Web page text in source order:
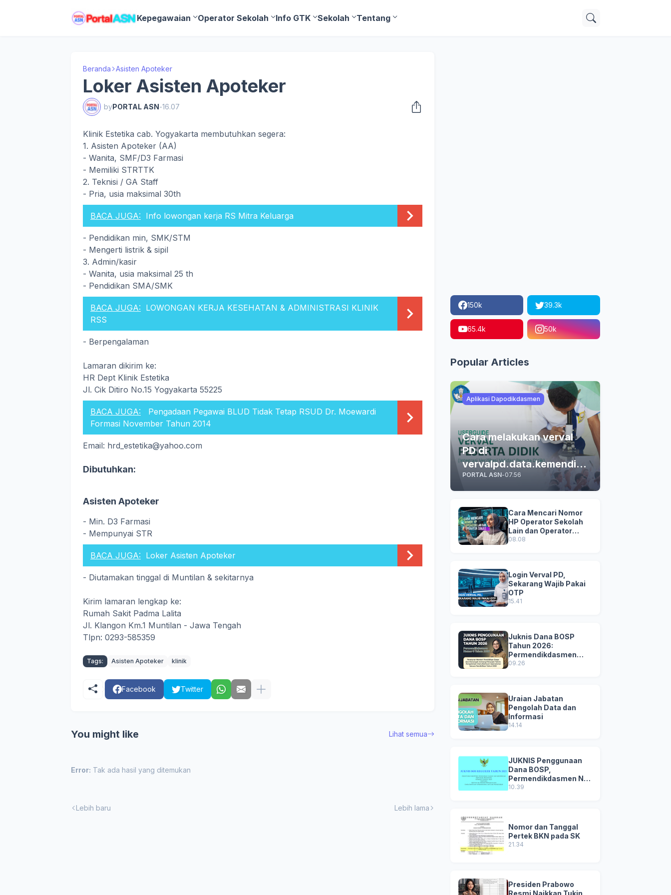
Kepegawaian Operator Sekolah Info GTK Sekolah Tentang
Beranda Asisten Apoteker
Loker Asisten Apoteker
byPORTAL ASN-16.07
Klinik Estetika cab. Yogyakarta membutuhkan segera:
1. Asisten Apoteker (AA)
- Wanita, SMF/D3 Farmasi
- Memiliki STRTTK
2. Teknisi / GA Staff
- Pria, usia maksimal 30th
BACA JUGA: Info lowongan kerja RS Mitra Keluarga
- Pendidikan min, SMK/STM
- Mengerti listrik & sipil
3. Admin/kasir
- Wanita, usia maksimal 25 th
- Pendidikan SMA/SMK
BACA JUGA: LOWONGAN KERJA KESEHATAN & ADMINISTRASI KLINIK
RSS
- Berpengalaman
Lamaran dikirim ke:
HR Dept Klinik Estetika
Jl. Cik Ditiro No.15 Yogyakarta 55225
BACA JUGA:
Pengadaan Pegawai BLUD Tidak Tetap RSUD Dr. Moewardi
Formasi November Tahun 2014
Email: hrd_estetika@yahoo.com
Dibutuhkan:
Asisten Apoteker
- Min. D3 Farmasi
- Mempunyai STR
BACA JUGA: Loker Asisten Apoteker
- Diutamakan tinggal di Muntilan & sekitarnya
Kirim lamaran lengkap ke:
Rumah Sakit Padma Lalita
Jl. Klangon Km.1 Muntilan - Jawa Tengah
Tlpn: 0293-585359
Tags: Asisten Apoteker klinik
Facebook Twitter
You might like Lihat semua
Error: Tak ada hasil yang ditemukan
Lebih baru Lebih lama
150k 39.3k
65.4k 50k
Popular Articles
Aplikasi Dapodikdasmen
Cara melakukan verval
PD di
vervalpd.data.kemendikd
asmen.go.id
PORTAL ASN-07.56
Cara Mencari Nomor
HP Operator Sekolah
Lain dan Operator
Dinas di SDM Data
08.08
Login Verval PD,
Sekarang Wajib Pakai
OTP
15.41
Juknis Dana BOSP
Tahun 2026:
Permendikdasmen
Nomor 8 Tahun 2026
09.26
Uraian Jabatan
Pengolah Data dan
Informasi
14.14
JUKNIS Penggunaan
Dana BOSP,
Permendikdasmen No
8 Tahun 2025
10.39
Nomor dan Tanggal
Pertek BKN pada SK
21.34
Presiden Prabowo
Resmi Naikkan Tukin